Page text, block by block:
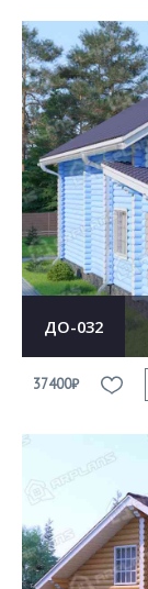
ДО-032
37400₽